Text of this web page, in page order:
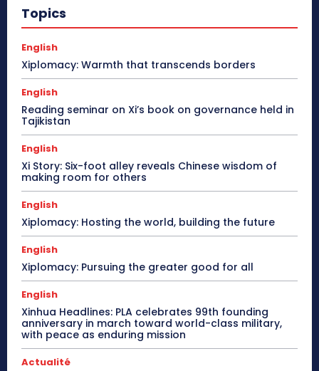
Topics
English
Xiplomacy: Warmth that transcends borders
English
Reading seminar on Xi’s book on governance held in
Tajikistan
English
Xi Story: Six-foot alley reveals Chinese wisdom of
making room for others
English
Xiplomacy: Hosting the world, building the future
English
Xiplomacy: Pursuing the greater good for all
English
Xinhua Headlines: PLA celebrates 99th founding
anniversary in march toward world-class military,
with peace as enduring mission
Actualité